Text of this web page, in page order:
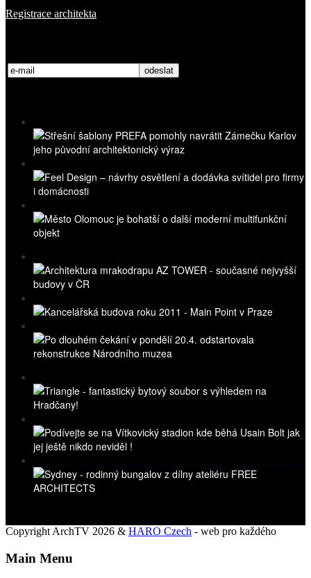
Registrace architekta
Copyright ArchTV 2026 & HARO Czech - web pro každého
Main Menu